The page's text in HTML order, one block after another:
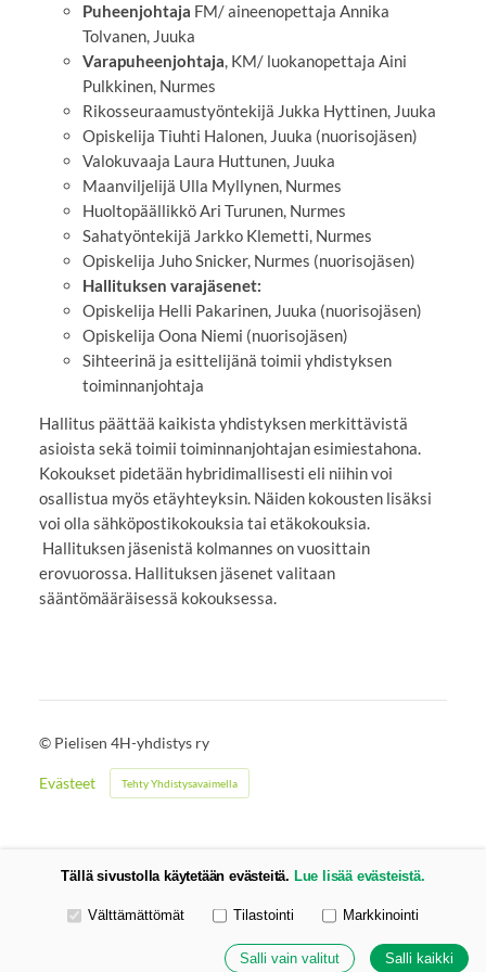
Puheenjohtaja FM/ aineenopettaja Annika
Tolvanen, Juuka
Varapuheenjohtaja , KM/ luokanopettaja Aini
Pulkkinen, Nurmes
Rikosseuraamustyöntekijä Jukka Hyttinen, Juuka
Opiskelija Tiuhti Halonen, Juuka (nuorisojäsen)
Valokuvaaja Laura Huttunen, Juuka
Maanviljelijä Ulla Myllynen, Nurmes
Huoltopäällikkö Ari Turunen, Nurmes
Sahatyöntekijä Jarkko Klemetti, Nurmes
Opiskelija Juho Snicker, Nurmes (nuorisojäsen)
Hallituksen varajäsenet:
Opiskelija Helli Pakarinen, Juuka (nuorisojäsen)
Opiskelija Oona Niemi (nuorisojäsen)
Sihteerinä ja esittelijänä toimii yhdistyksen
toiminnanjohtaja
Hallitus päättää kaikista yhdistyksen merkittävistä
asioista sekä toimii toiminnanjohtajan esimiestahona.
Kokoukset pidetään hybridimallisesti eli niihin voi
osallistua myös etäyhteyksin. Näiden kokousten lisäksi
voi olla sähköpostikokouksia tai etäkokouksia.
Hallituksen jäsenistä kolmannes on vuosittain
erovuorossa. Hallituksen jäsenet valitaan
sääntömääräisessä kokouksessa.
© Pielisen 4H-yhdistys ry
Evästeet Tehty Yhdistysavaimella
Tällä sivustolla käytetään evästeitä. Lue lisää evästeistä.
Valitse käytettävät evästeet
Välttämättömät Tilastointi Markkinointi
Salli vain valitut Salli kaikki